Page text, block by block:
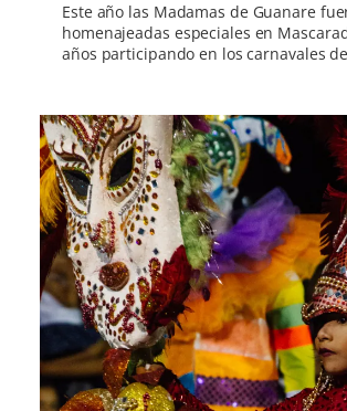
Este año las Madamas de Guanare
homenajeadas especiales en
años participando en los carnavales